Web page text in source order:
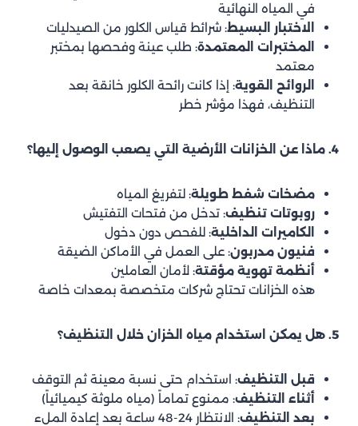
في المياه النهائية
الاختبار البسيط: شرائط قياس الكلور من الصيدليات
المختبرات المعتمدة: طلب عينة وفحصها بمختبر
معتمد
الروائح القوية: إذا كانت رائحة الكلور خانقة بعد
التنظيف، فهذا مؤشر خطر
4. ماذا عن الخزانات الأرضية التي يصعب الوصول إليها؟
مضخات شفط طويلة: لتفريغ المياه
روبوتات تنظيف: تدخل من فتحات التفتيش
الكاميرات الداخلية: للفحص دون دخول
فنيون مدربون: على العمل في الأماكن الضيقة
أنظمة تهوية مؤقتة: لأمان العاملين
هذه الخزانات تحتاج شركات متخصصة بمعدات خاصة
5. هل يمكن استخدام مياه الخزان خلال التنظيف؟
قبل التنظيف: استخدام حتى نسبة معينة ثم التوقف
أثناء التنظيف: ممنوع تماماً (مياه ملوثة كيميائياً)
بعد التنظيف: الانتظار 24-48 ساعة بعد إعادة الملء